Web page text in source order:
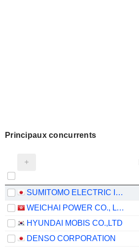
Principaux concurrents
SUMITOMO ELECTRIC INDUSTRIES, LTD.
WEICHAI POWER CO., LTD.
HYUNDAI MOBIS CO.,LTD
DENSO CORPORATION